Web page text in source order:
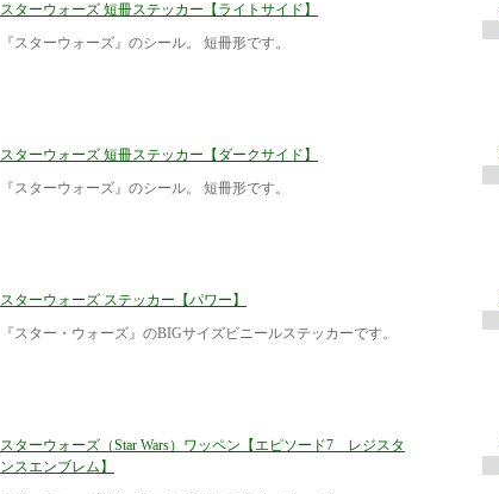
スターウォーズ 短冊ステッカー【ライトサイド】
『スターウォーズ』のシール。 短冊形です。
スターウォーズ 短冊ステッカー【ダークサイド】
『スターウォーズ』のシール。 短冊形です。
スターウォーズ ステッカー【パワー】
『スター・ウォーズ』のBIGサイズビニールステッカーです。
スターウォーズ（Star Wars）ワッペン【エピソード7 レジスタ
ンスエンブレム】